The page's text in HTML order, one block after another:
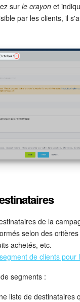
de Bitrix24
CONNEXION
sur le crayon et
par les clients, il
de la
selon des
achetés, etc.
de clients pour
segments :
liste de destinataires